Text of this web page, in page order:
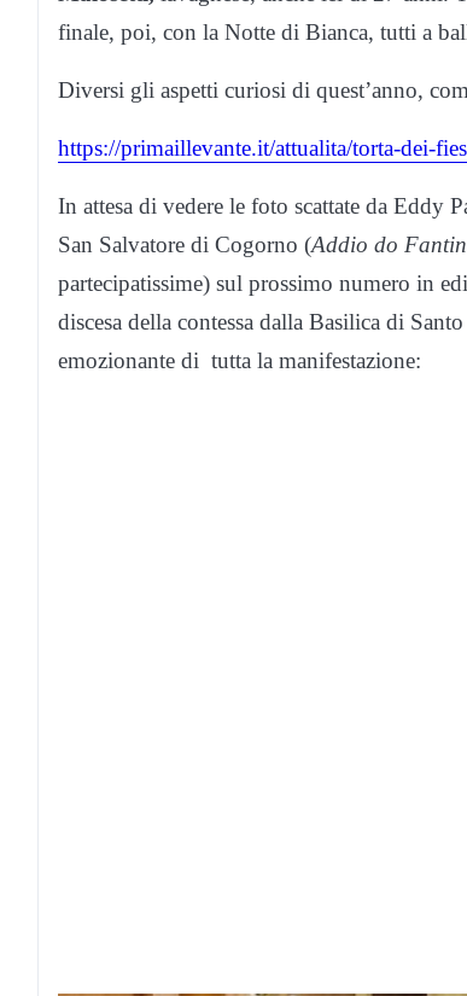
finale, poi, con la Notte di Bianca, tutti a
Diversi gli aspetti curiosi di quest’anno,
https://primaillevante.it/attualita/torta-dei-
In attesa di vedere le foto scattate da Eddy
San Salvatore di Cogorno (Addio do Fantin
partecipatissime) sul prossimo numero in
discesa della contessa dalla Basilica di
emozionante di tutta la manifestazione: